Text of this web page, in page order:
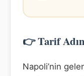
👉 Tarif
Napoli’nin